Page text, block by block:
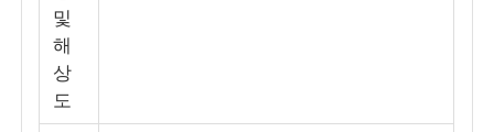
및
해
상
도